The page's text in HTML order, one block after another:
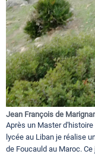
Jean François de
Après un Master
lycée au Liban je réalise
de Foucauld au Maroc.